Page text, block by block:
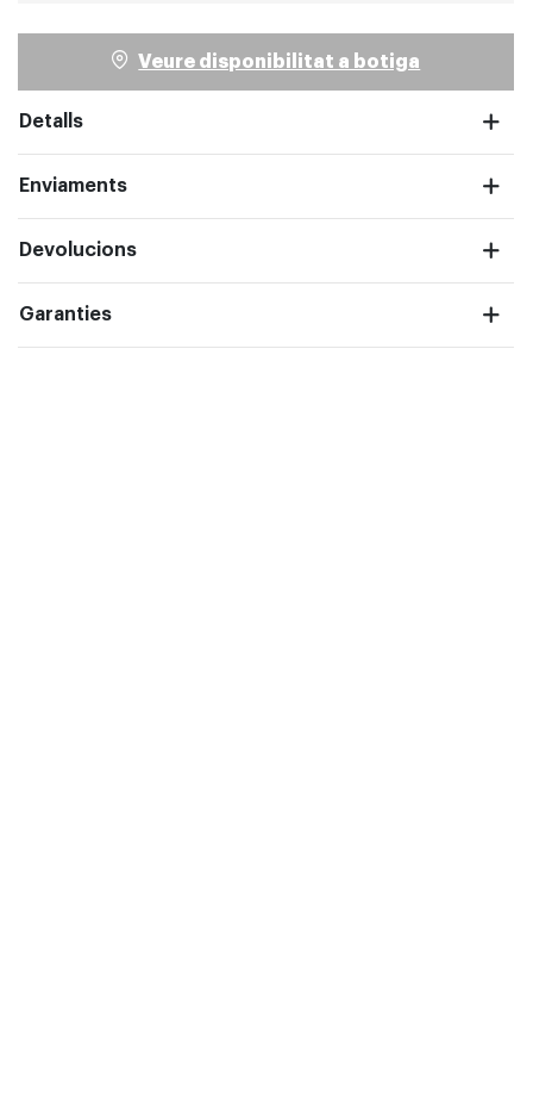
completa
completa
Veure disponibilitat a botiga
Detalls
Enviaments
Devolucions
Garanties